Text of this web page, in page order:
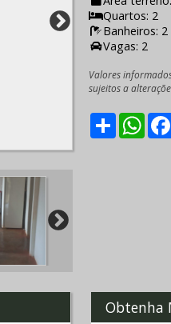
Quartos: 2
Banheiros: 2
Vagas: 2
Valores
sujeitos a
Share
Obtenha